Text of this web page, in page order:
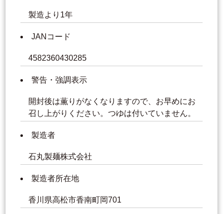
製造より1年
JANコード
4582360430285
警告・強調表示
開封後は薫りがなくなりますので、お早めにお
召し上がりください。つゆは付いていません。
製造者
石丸製麺株式会社
製造者所在地
香川県高松市香南町岡701